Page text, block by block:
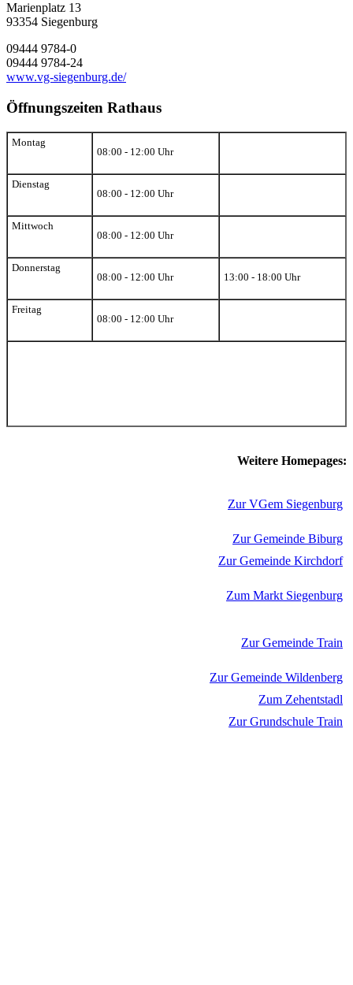
Marienplatz 13
93354 Siegenburg
09444 9784-0
09444 9784-24
www.vg-siegenburg.de/
Öffnungszeiten Rathaus
Montag
08:00 - 12:00 Uhr
Dienstag
08:00 - 12:00 Uhr
Mittwoch
08:00 - 12:00 Uhr
Donnerstag
08:00 - 12:00 Uhr
13:00 - 18:00 Uhr
Freitag
08:00 - 12:00 Uhr
Weitere Homepages:
Zur VGem Siegenburg
Zur Gemeinde Biburg
Zur Gemeinde Kirchdorf
Zum Markt Siegenburg
Zur Gemeinde Train
Zur Gemeinde Wildenberg
Zum Zehentstadl
Zur Grundschule Train